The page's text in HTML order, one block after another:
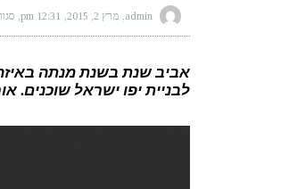
מרץ 2, 2015 12:31 pm
אביב שנת בשנת מנתה
לבניית יפו ישראל שוכנים.